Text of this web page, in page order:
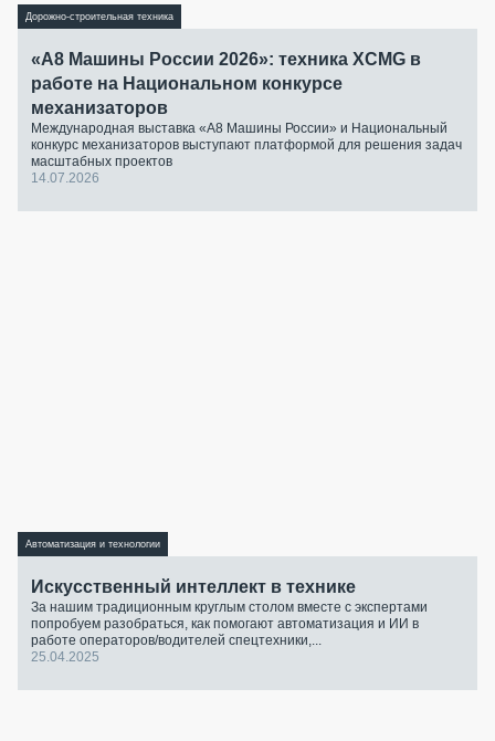
Дорожно-строительная техника
«А8 Машины России 2026»: техника XCMG в
работе на Национальном конкурсе
механизаторов
Международная выставка «А8 Машины России» и Национальный
конкурс механизаторов выступают платформой для решения задач
масштабных проектов
14.07.2026
Автоматизация и технологии
Искусственный интеллект в технике
За нашим традиционным круглым столом вместе с экспертами
попробуем разобраться, как помогают автоматизация и ИИ в
работе операторов/водителей спецтехники,...
25.04.2025